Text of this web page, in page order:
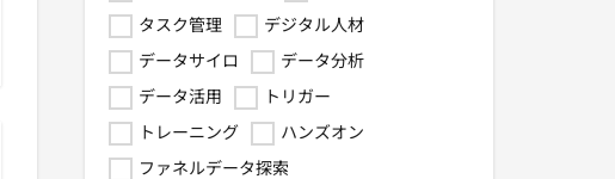
タスク管理 デジタル人材
データサイロ データ分析
データ活用 トリガー
トレーニング ハンズオン
ファネルデータ探索